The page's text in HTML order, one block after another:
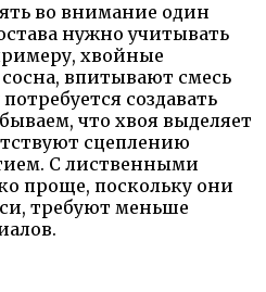
во внимание один
нужно учитывать
хвойные
впитывают смесь
создавать
что хвоя выделяет
сцеплению
С лиственными
проще, поскольку они
требуют меньше